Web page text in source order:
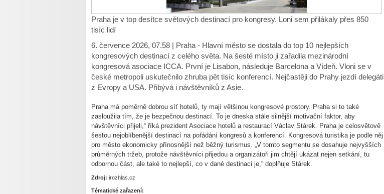
Praha je v top desítce světových destinací pro kongresy. Loni sem přilákaly přes 850
tisíc lidí
6. července 2026, 07.58 | Praha - Hlavní město se dostala do top 10 nejlepších
kongresových destinací z celého světa. Na šesté místo ji zařadila mezinárodní
kongresová asociace ICCA. První je Lisabon, následuje Barcelona a Vídeň. Vloni se v
české metropoli uskutečnilo zhruba pět tisíc konferencí. Nejčastěji do Prahy jezdí delegáti
z Evropy a USA. Přibývá i návštěvníků z Asie.
Praha má poměrně dobrou síť hotelů, ty mají většinou kongresové prostory. Praha si to také
zasloužila tím, že je bezpečnou destinací. To je dneska stále silnější motivační faktor, aby
návštěvníci přijeli,“ říká prezident Asociace hotelů a restaurací Václav Stárek. Praha je celosvětově
šestou nejoblíbenější destinací na pořádání kongresů a konferencí. Kongresová turistika je podle něj
pro město ekonomicky přínosnější než běžný turismus. „V tomto segmentu se dosahuje nejvyšších
průměrných tržeb, protože návštěvníci přijedou a organizátoři jim chtějí ukázat nejen setkání, tu
odbornou část, ale také to nejlepší, co v dané destinaci je,“ doplňuje Stárek.
Zdroj: irozhlas.cz
Tématické zařazení: